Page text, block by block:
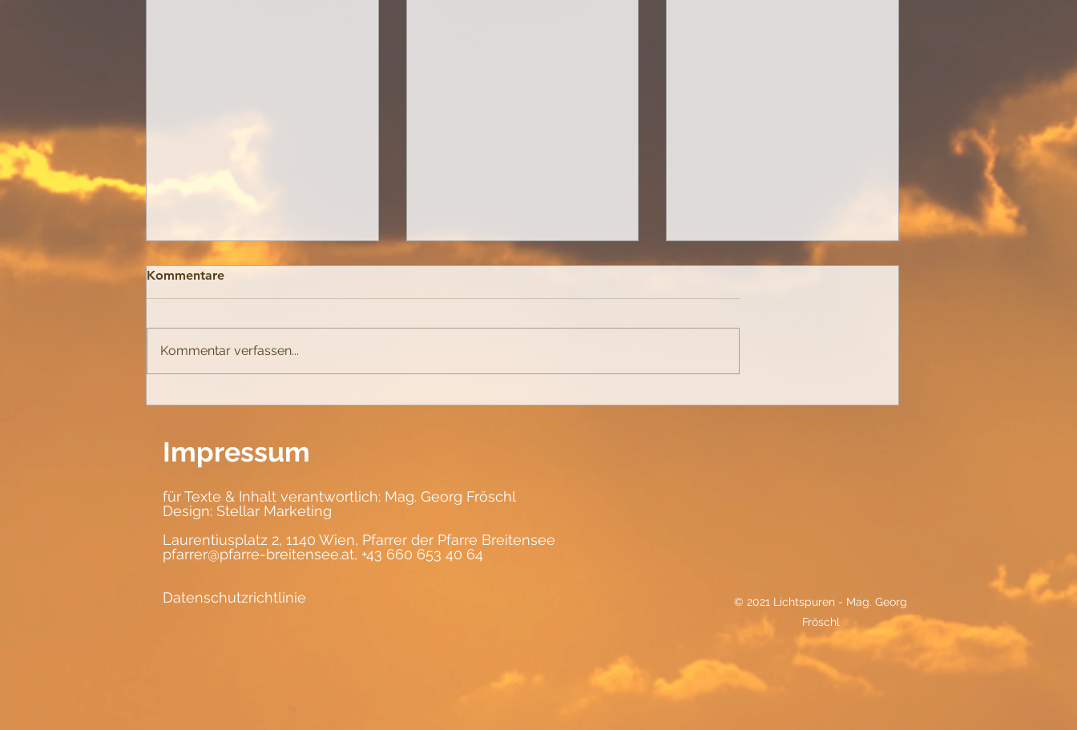
Brot werden...
Kommentare
Kommentar verfassen...
Impressum
für Texte & Inhalt verantwortlich: Mag. Georg Fröschl
Design: Stellar Marketing
Laurentiusplatz 2, 1140 Wien, Pfarrer der Pfarre Breitensee
pfarrer@pfarre-breitensee.at, +43 660 653 40 64
Datenschutzrichtlinie
© 2021 Lichtspuren - Mag. Georg
Fröschl